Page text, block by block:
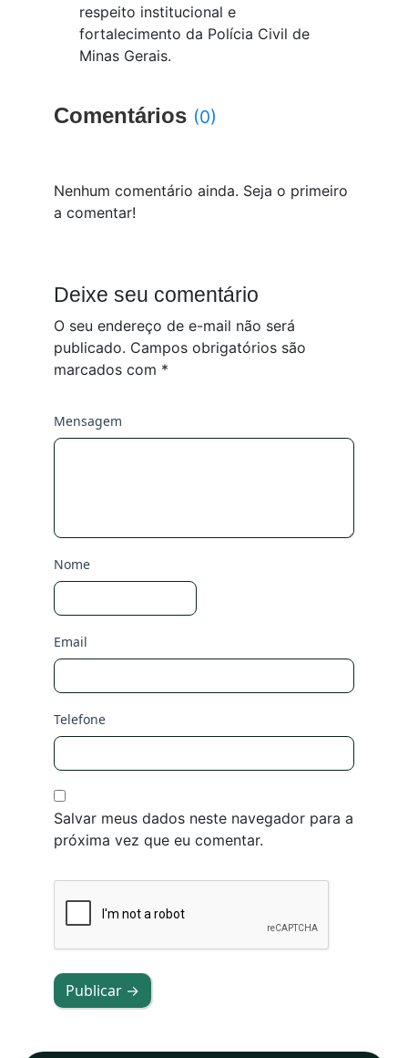
respeito institucional e
fortalecimento da Polícia Civil de
Minas Gerais.
Comentários (0)
Nenhum comentário ainda. Seja o primeiro
a comentar!
Deixe seu comentário
O seu endereço de e-mail não será
publicado. Campos obrigatórios são
marcados com *
Mensagem
Nome
Email
Telefone
Salvar meus dados neste navegador para a
próxima vez que eu comentar.
Publicar →